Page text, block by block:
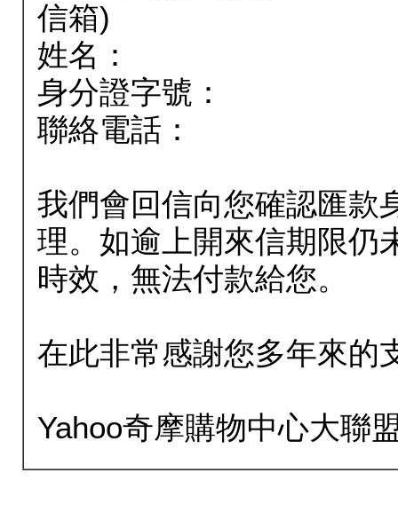
信箱)
姓名：
身分證字號：
聯絡電話：
我們會回信向您確認匯款
理。如逾上開來信期限仍
時效，無法付款給您。
在此非常感謝您多年來的
Yahoo奇摩購物中心大